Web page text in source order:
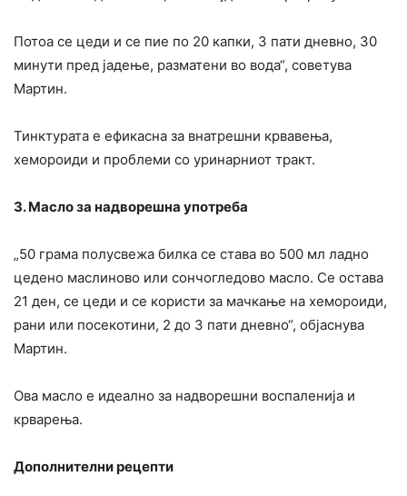
Потоа се цеди и се пие по 20 капки, 3 пати дневно, 30
минути пред јадење, разматени во вода“, советува
Мартин.
Тинктурата е ефикасна за внатрешни крвавења,
хемороиди и проблеми со уринарниот тракт.
3. Масло за надворешна употреба
„50 грама полусвежа билка се става во 500 мл ладно
цедено маслиново или сончогледово масло. Се остава
21 ден, се цеди и се користи за мачкање на хемороиди,
рани или посекотини, 2 до 3 пати дневно“, објаснува
Мартин.
Ова масло е идеално за надворешни воспаленија и
крварења.
Дополнителни рецепти